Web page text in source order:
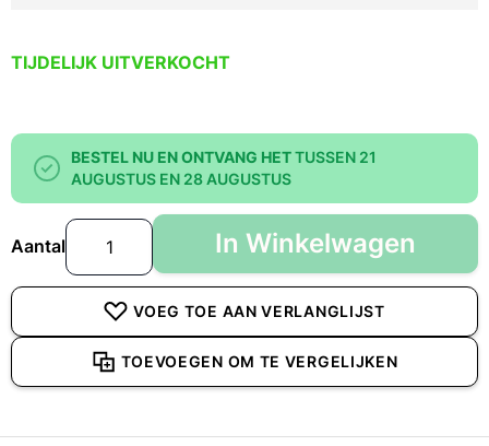
TIJDELIJK UITVERKOCHT
BESTEL NU EN ONTVANG HETTUSSEN 21
AUGUSTUS EN 28 AUGUSTUS
Aantal In Winkelwagen
VOEG TOE AAN VERLANGLIJST
TOEVOEGEN OM TE VERGELIJKEN